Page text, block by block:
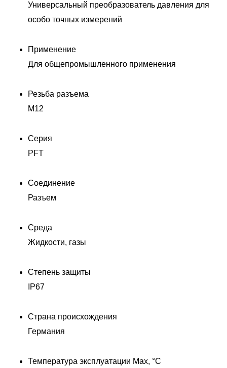
Универсальный преобразователь давления для
особо точных измерений
Применение
Для общепромышленного применения
Резьба разъема
M12
Серия
PFT
Соединение
Разъем
Среда
Жидкости, газы
Степень защиты
IP67
Страна происхождения
Германия
Температура эксплуатации Max, °C